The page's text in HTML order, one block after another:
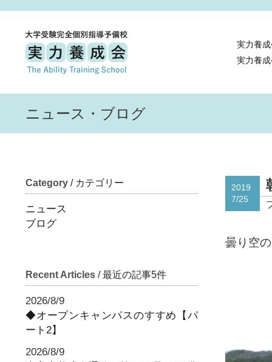
実力養
実力養
ニュース・ブログ
Category / カテゴリー
ニュース
ブログ
Recent Articles / 最近の記事5件
2026/8/9
◆オープンキャンパスのすすめ【パ
ート2】
2026/8/9
2019
7/25
曇り空